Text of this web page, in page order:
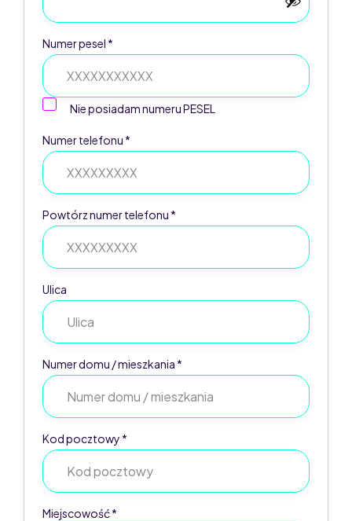
Numer pesel *
Nie posiadam numeru PESEL
Numer telefonu *
Powtórz numer telefonu *
Ulica
Numer domu / mieszkania *
Kod pocztowy *
Miejscowość *